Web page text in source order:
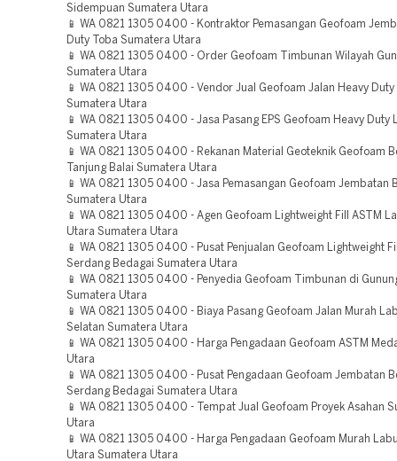
Sidempuan Sumatera Utara
📱 WA 0821 1305 0400 - Kontraktor Pemasangan Geofoam
Duty Toba Sumatera Utara
📱 WA 0821 1305 0400 - Order Geofoam Timbunan Wilayah
Sumatera Utara
📱 WA 0821 1305 0400 - Vendor Jual Geofoam Jalan Heavy Duty
Sumatera Utara
📱 WA 0821 1305 0400 - Jasa Pasang EPS Geofoam Heavy Duty
Sumatera Utara
📱 WA 0821 1305 0400 - Rekanan Material Geoteknik Geofoam
Tanjung Balai Sumatera Utara
📱 WA 0821 1305 0400 - Jasa Pemasangan Geofoam Jembatan
Sumatera Utara
📱 WA 0821 1305 0400 - Agen Geofoam Lightweight Fill ASTM
Utara Sumatera Utara
📱 WA 0821 1305 0400 - Pusat Penjualan Geofoam Lightweight
Serdang Bedagai Sumatera Utara
📱 WA 0821 1305 0400 - Penyedia Geofoam Timbunan di
Sumatera Utara
📱 WA 0821 1305 0400 - Biaya Pasang Geofoam Jalan Murah
Selatan Sumatera Utara
📱 WA 0821 1305 0400 - Harga Pengadaan Geofoam ASTM
Utara
📱 WA 0821 1305 0400 - Pusat Pengadaan Geofoam Jembatan
Serdang Bedagai Sumatera Utara
📱 WA 0821 1305 0400 - Tempat Jual Geofoam Proyek Asahan
Utara
📱 WA 0821 1305 0400 - Harga Pengadaan Geofoam Murah
Utara Sumatera Utara